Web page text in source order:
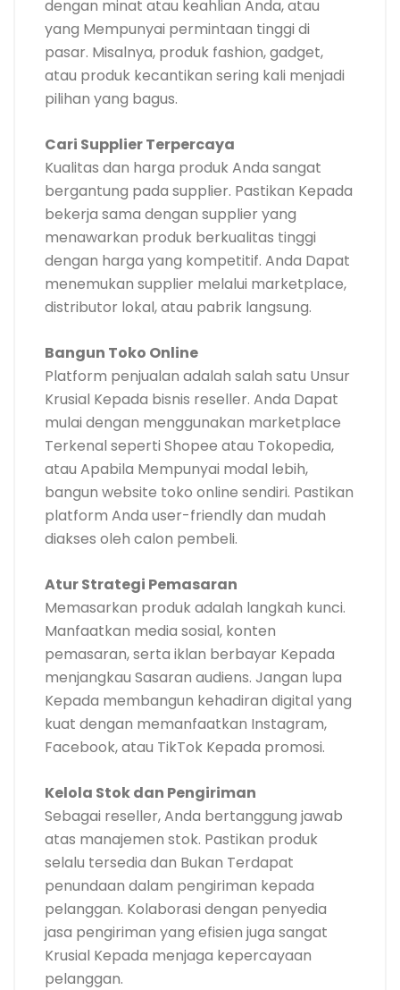
dengan minat atau keahlian Anda, atau
yang Mempunyai permintaan tinggi di
pasar. Misalnya, produk fashion, gadget,
atau produk kecantikan sering kali menjadi
pilihan yang bagus.
Cari Supplier Terpercaya
Kualitas dan harga produk Anda sangat
bergantung pada supplier. Pastikan Kepada
bekerja sama dengan supplier yang
menawarkan produk berkualitas tinggi
dengan harga yang kompetitif. Anda Dapat
menemukan supplier melalui marketplace,
distributor lokal, atau pabrik langsung.
Bangun Toko Online
Platform penjualan adalah salah satu Unsur
Krusial Kepada bisnis reseller. Anda Dapat
mulai dengan menggunakan marketplace
Terkenal seperti Shopee atau Tokopedia,
atau Apabila Mempunyai modal lebih,
bangun website toko online sendiri. Pastikan
platform Anda user-friendly dan mudah
diakses oleh calon pembeli.
Atur Strategi Pemasaran
Memasarkan produk adalah langkah kunci.
Manfaatkan media sosial, konten
pemasaran, serta iklan berbayar Kepada
menjangkau Sasaran audiens. Jangan lupa
Kepada membangun kehadiran digital yang
kuat dengan memanfaatkan Instagram,
Facebook, atau TikTok Kepada promosi.
Kelola Stok dan Pengiriman
Sebagai reseller, Anda bertanggung jawab
atas manajemen stok. Pastikan produk
selalu tersedia dan Bukan Terdapat
penundaan dalam pengiriman kepada
pelanggan. Kolaborasi dengan penyedia
jasa pengiriman yang efisien juga sangat
Krusial Kepada menjaga kepercayaan
pelanggan.